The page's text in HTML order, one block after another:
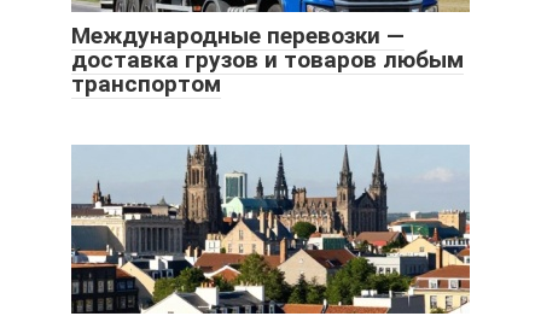
Международные перевозки —
доставка грузов и товаров любым
транспортом